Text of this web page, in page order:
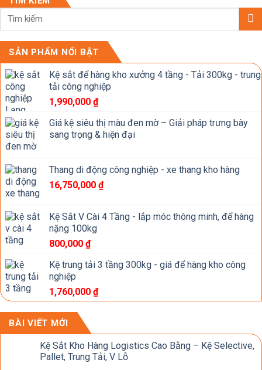
SẢN PHẨM NỔI BẬT
Kệ sắt để hàng kho xưởng 4 tầng - Tải 300kg - trung
tải công nghiệp
1,990,000 ₫
Giá kệ siêu thị màu đen mờ – Giải pháp trưng bày
sang trọng & hiện đại
Thang di động công nghiệp - xe thang kho hàng
16,750,000 ₫
Kệ Sắt V Cài 4 Tầng - lắp móc thông minh, để hàng
nặng 100kg
800,000 ₫
Kệ trung tải 3 tầng 300kg - giá để hàng kho công
nghiệp
1,760,000 ₫
BÀI VIẾT MỚI
Kệ Sắt Kho Hàng Logistics Cao Bằng – Kệ Selective,
Pallet, Trung Tải, V Lỗ